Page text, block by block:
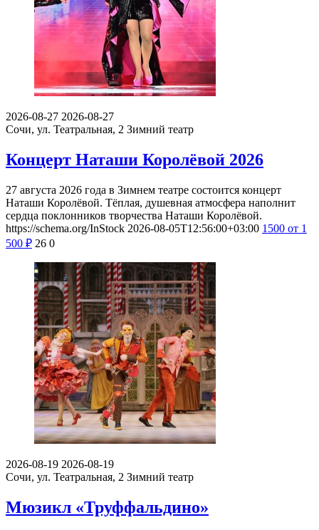
2026-08-27 2026-08-27
Сочи, ул. Театральная, 2 Зимний театр
Концерт Наташи Королёвой 2026
27 августа 2026 года в Зимнем театре состоится концерт
Наташи Королёвой. Тёплая, душевная атмосфера наполнит
сердца поклонников творчества Наташи Королёвой.
https://schema.org/InStock 2026-08-05T12:56:00+03:00 1500 от 1
500 ₽ 26 0
2026-08-19 2026-08-19
Сочи, ул. Театральная, 2 Зимний театр
Мюзикл «Труффальдино»